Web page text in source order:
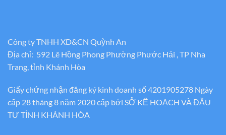
Công ty TNHH XD&CN Quỳnh An
Địa chỉ: 592 Lê Hồng Phong Phường Phước Hải , TP Nha
Trang, tỉnh Khánh Hòa
Giấy chứng nhận đăng ký kinh doanh số 4201905278 Ngày
cấp 28 tháng 8 năm 2020 cấp bới SỞ KẾ HOẠCH VÀ ĐẦU
TƯ TỈNH KHÁNH HÒA